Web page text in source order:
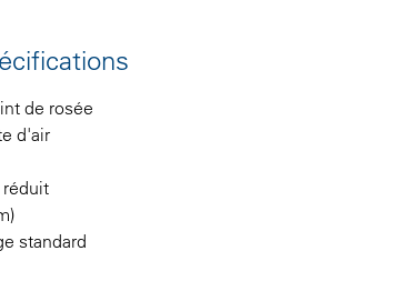
de rosée
d'air
standard